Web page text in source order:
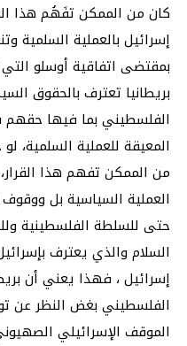
كان من الممكن تفَهُم هذا
إسرائيل بالعملية السلمية
بمقتضى اتفاقية أوسلو
بريطانيا تعترف بالحقوق
الفلسطيني بما فيها
المعيقة للعملية السلمية،
من الممكن تفهم هذا
العملية السياسية بل ووقوف
حتى للسلطة الفلسطينية
السلام والذي يعترف
إسرائيل ، فهذا يعني أن
الفلسطيني بغض النظر عن
الموقف الإسرائيلي